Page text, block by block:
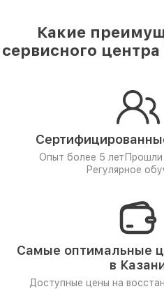
Какие
сервисного
Опыт более 5 лет Прошли
Регулярное
Самые оптимальные
в
Доступные цены на